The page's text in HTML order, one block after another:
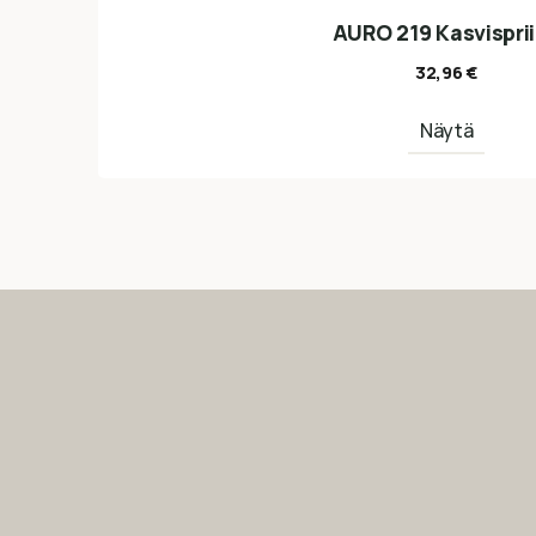
AURO 219
32,96€
Näytä